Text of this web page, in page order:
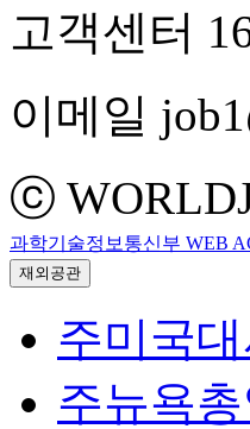
고객센터
이메일
ⓒ
과학기술정보통신부 WEB
재외공관
주미국
주뉴욕